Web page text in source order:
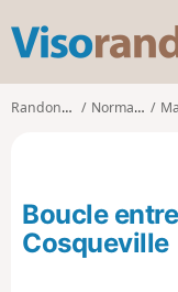
Randonnées Normandie Manche
Boucle
Cosqueville